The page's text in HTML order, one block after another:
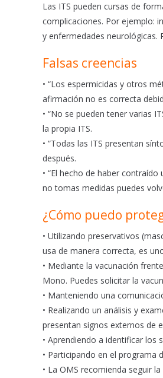
Las ITS pueden cursas de
complicaciones. Por ejemplo:
y enfermedades
Falsas creencias
• “Los espermicidas y otros
afirmación no es correcta
• “No se pueden tener varias
la propia ITS.
• “Todas las ITS presentan
después.
• “El hecho de haber
no tomas medidas puedes
¿Cómo puedo
• Utilizando preservativos
usa de manera correcta, es
• Mediante la vacunación
Mono. Puedes solicitar la
• Manteniendo una
• Realizando un análisis y
presentan signos externos de
• Aprendiendo a identificar los
• Participando en el programa
• La OMS recomienda seguir